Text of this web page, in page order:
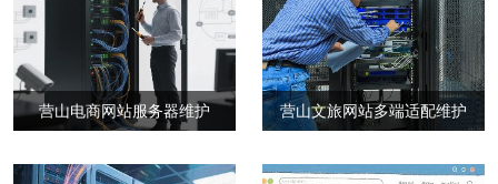
营山电商网站服务器维护 营山文旅网站多端适配维护